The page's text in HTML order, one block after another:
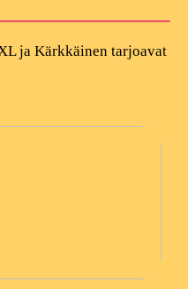
ja Kärkkäinen tarjoavat